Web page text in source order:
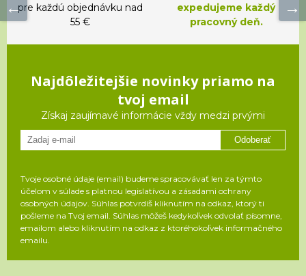
pre každú objednávku nad
55 €
expedujeme každý
pracovný deň.
Najdôležitejšie novinky priamo na
tvoj email
Získaj zaujímavé informácie vždy medzi prvými
Odoberať
Tvoje osobné údaje (email) budeme spracovávať len za týmto
účelom v súlade s platnou legislatívou a zásadami ochrany
osobných údajov. Súhlas potvrdíš kliknutím na odkaz, ktorý ti
pošleme na Tvoj email. Súhlas môžeš kedykoľvek odvolať písomne,
emailom alebo kliknutím na odkaz z ktoréhokoľvek informačného
emailu.